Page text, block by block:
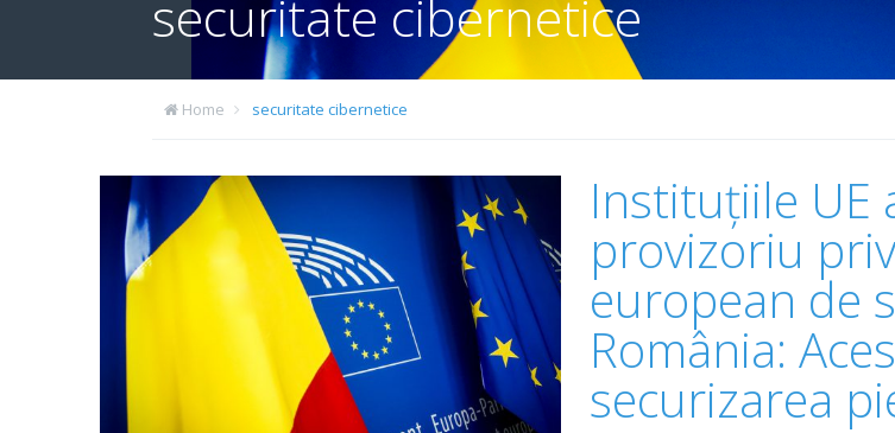
securitate cibernetice
Home securitate cibernetice
Instituțiile UE
provizoriu
european de
România:
securizarea